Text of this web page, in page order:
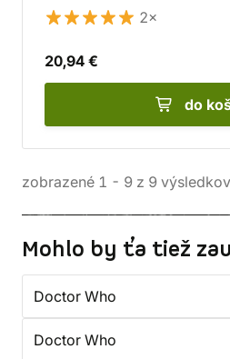
2×
20,94 €
do
zobrazené 1 - 9 z 9 výsledkov
Mohlo by ťa tiež
Doctor Who
Doctor Who